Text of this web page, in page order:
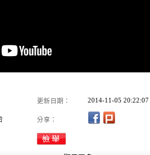
更新日期： 2014-11-05 20:22:07
分享：